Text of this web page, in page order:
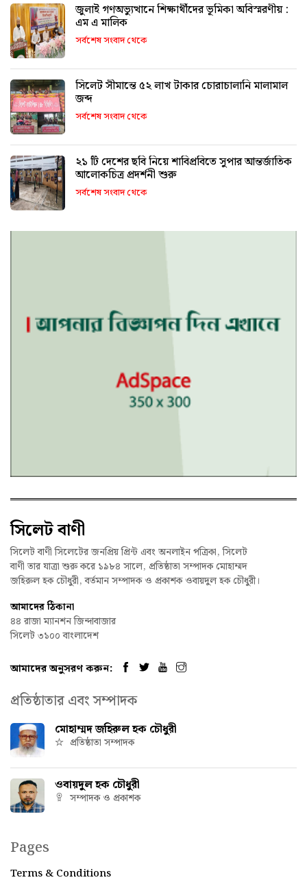
জুলাই গণঅভ্যুত্থানে শিক্ষার্থীদের ভূমিকা অবিস্মরণীয় :
এম এ মালিক
সর্বশেষ সংবাদ থেকে
সিলেট সীমান্তে ৫২ লাখ টাকার চোরাচালানি মালামাল
জব্দ
সর্বশেষ সংবাদ থেকে
২১ টি দেশের ছবি নিয়ে শাবিপ্রবিতে সুপার আন্তর্জাতিক
আলোকচিত্র প্রদর্শনী শুরু
সর্বশেষ সংবাদ থেকে
সিলেট বাণী
সিলেট বাণী সিলেটের জনপ্রিয় প্রিন্ট এবং অনলাইন পত্রিকা, সিলেট
বাণী তার যাত্রা শুরু করে ১৯৮৪ সালে, প্রতিষ্ঠাতা সম্পাদক মোহাম্মদ
জহিরুল হক চৌধুরী, বর্তমান সম্পাদক ও প্রকাশক ওবায়দুল হক চৌধুরী।
আমাদের ঠিকানা
৪৪ রাজা ম্যানশন জিন্দাবাজার
সিলেট ৩১০০ বাংলাদেশ
আমাদের অনুসরণ করুন:
প্রতিষ্ঠাতার এবং সম্পাদক
মোহাম্মদ জহিরুল হক চৌধুরী
প্রতিষ্ঠাতা সম্পাদক
ওবায়দুল হক চৌধুরী
সম্পাদক ও প্রকাশক
Pages
Terms & Conditions